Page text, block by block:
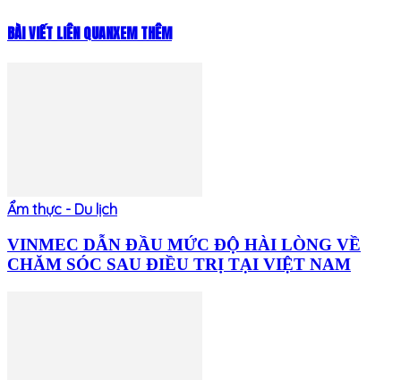
BÀI VIẾT LIÊN QUANXEM THÊM
Ẩm thực - Du lịch
VINMEC DẪN ĐẦU MỨC ĐỘ HÀI LÒNG VỀ
CHĂM SÓC SAU ĐIỀU TRỊ TẠI VIỆT NAM